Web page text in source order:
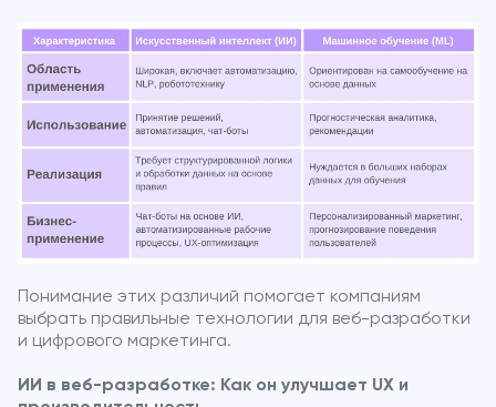
Понимание этих различий помогает компаниям
выбрать правильные технологии для веб-разработки
и цифрового маркетинга.
ИИ в веб-разработке: Как он улучшает UX и